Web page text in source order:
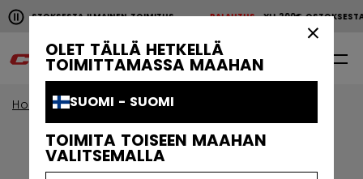
OLET TÄLLÄ HETKELLÄ
TOIMITTAMASSA MAAHAN
SUOMI - SUOMI
TOIMITA TOISEEN MAAHAN
VALITSEMALLA
Pause the horizontal scroll animation.
OSTOKSESTA ILMAINEN TOIMITUSPALAUTUS YLI 200€
YLI 200€ OSTOKSESTA ILMAINEN TOIMITUS
Home Jääkiekkotarvikkeet